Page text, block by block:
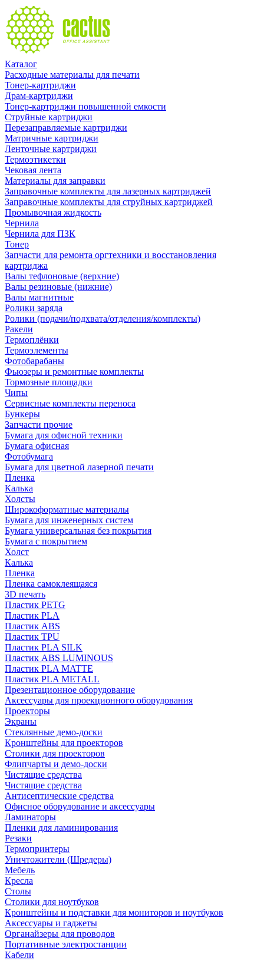
Каталог
Расходные материалы для печати
Тонер-картриджи
Драм-картриджи
Тонер-картриджи повышенной емкости
Струйные картриджи
Перезаправляемые картриджи
Матричные картриджи
Ленточные картриджи
Термоэтикетки
Чековая лента
Материалы для заправки
Заправочные комплекты для лазерных картриджей
Заправочные комплекты для струйных картриджей
Промывочная жидкость
Чернила
Чернила для ПЗК
Тонер
Запчасти для ремонта оргтехники и восстановления
картриджа
Валы тефлоновые (верхние)
Валы резиновые (нижние)
Валы магнитные
Ролики заряда
Ролики (подачи/подхвата/отделения/комплекты)
Ракели
Термоплёнки
Термоэлементы
Фотобарабаны
Фьюзеры и ремонтные комплекты
Тормозные площадки
Чипы
Сервисные комплекты переноса
Бункеры
Запчасти прочие
Бумага для офисной техники
Бумага офисная
Фотобумага
Бумага для цветной лазерной печати
Пленка
Калька
Холсты
Широкоформатные материалы
Бумага для инженерных систем
Бумага универсальная без покрытия
Бумага с покрытием
Холст
Калька
Пленка
Пленка самоклеящаяся
3D печать
Пластик PETG
Пластик PLA
Пластик ABS
Пластик TPU
Пластик PLA SILK
Пластик ABS LUMINOUS
Пластик PLA MATTE
Пластик PLA METALL
Презентационное оборудование
Аксессуары для проекционного оборудования
Проекторы
Экраны
Стеклянные демо-доски
Кронштейны для проекторов
Столики для проекторов
Флипчарты и демо-доски
Чистящие средства
Чистящие средства
Антисептические средства
Офисное оборудование и аксессуары
Ламинаторы
Пленки для ламинирования
Резаки
Термопринтеры
Уничтожители (Шредеры)
Мебель
Кресла
Столы
Столики для ноутбуков
Кронштейны и подставки для мониторов и ноутбуков
Аксессуары и гаджеты
Органайзеры для проводов
Портативные электростанции
Кабели